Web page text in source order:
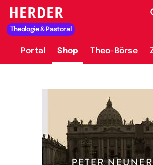
HERDER-MENÜ
Theologie & Pastoral
Portal Shop Theo-Börse